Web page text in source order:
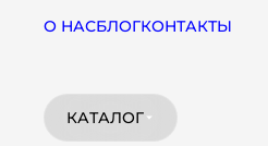
О НАСБЛОГКОНТАКТЫ
КАТАЛОГ